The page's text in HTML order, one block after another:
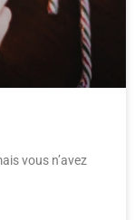
vous n’avez